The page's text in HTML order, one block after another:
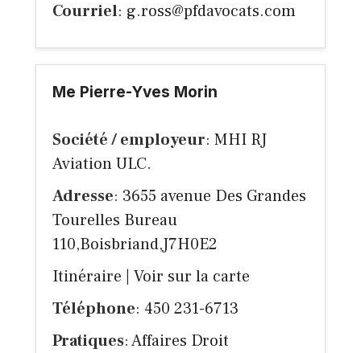
Courriel: g.ross@pfdavocats.com
Me Pierre-Yves Morin
Société / employeur: MHI RJ
Aviation ULC.
Adresse: 3655 avenue Des Grandes
Tourelles Bureau
110,Boisbriand,J7H0E2
Itinéraire
Voir sur la carte
Téléphone: 450 231-6713
Pratiques: Affaires Droit